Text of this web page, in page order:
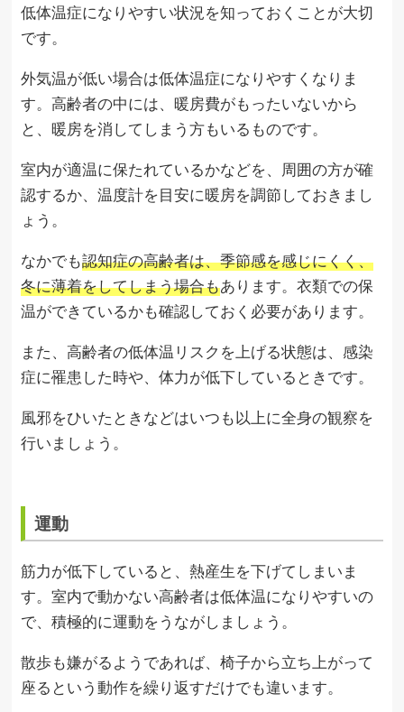
低体温症になりやすい状況を知っておくことが大切
です。
外気温が低い場合は低体温症になりやすくなりま
す。高齢者の中には、暖房費がもったいないから
と、暖房を消してしまう方もいるものです。
室内が適温に保たれているかなどを、周囲の方が確
認するか、温度計を目安に暖房を調節しておきまし
ょう。
なかでも認知症の高齢者は、季節感を感じにくく、
冬に薄着をしてしまう場合もあります。衣類での保
温ができているかも確認しておく必要があります。
また、高齢者の低体温リスクを上げる状態は、感染
症に罹患した時や、体力が低下しているときです。
風邪をひいたときなどはいつも以上に全身の観察を
行いましょう。
運動
筋力が低下していると、熱産生を下げてしまいま
す。室内で動かない高齢者は低体温になりやすいの
で、積極的に運動をうながしましょう。
散歩も嫌がるようであれば、椅子から立ち上がって
座るという動作を繰り返すだけでも違います。